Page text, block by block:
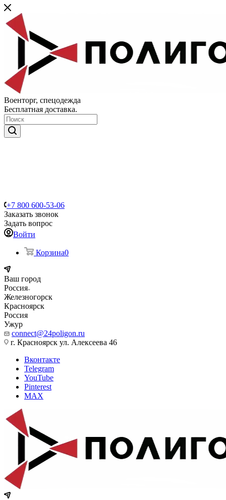
Военторг, спецодежда
Бесплатная доставка.
+7 800 600-53-06
Заказать звонок
Задать вопрос
Войти
Корзина0
Ваш город
Россия
Железногорск
Красноярск
Россия
Ужур
connect@24poligon.ru
г. Красноярск ул. Алексеева 46
Вконтакте
Telegram
YouTube
Pinterest
MAX